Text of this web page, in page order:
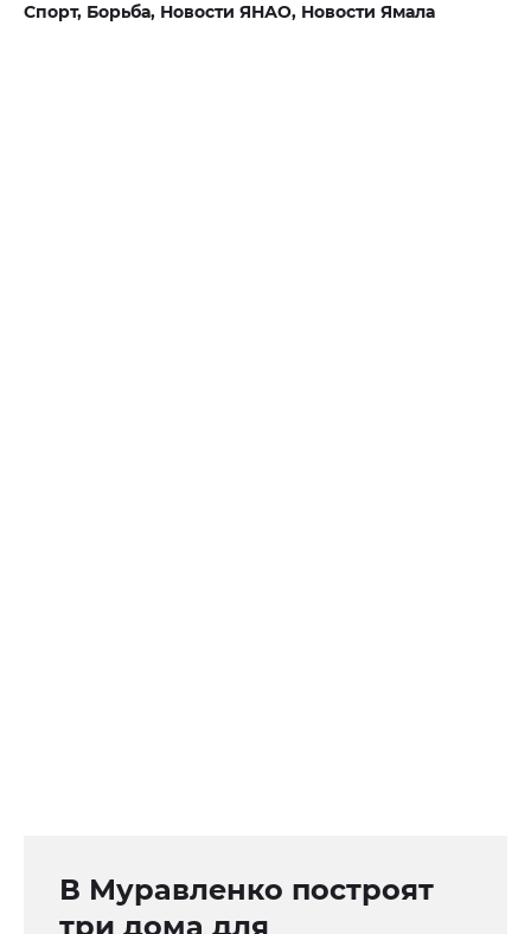
Спорт, Борьба, Новости ЯНАО, Новости Ямала
В Муравленко построят
три дома для